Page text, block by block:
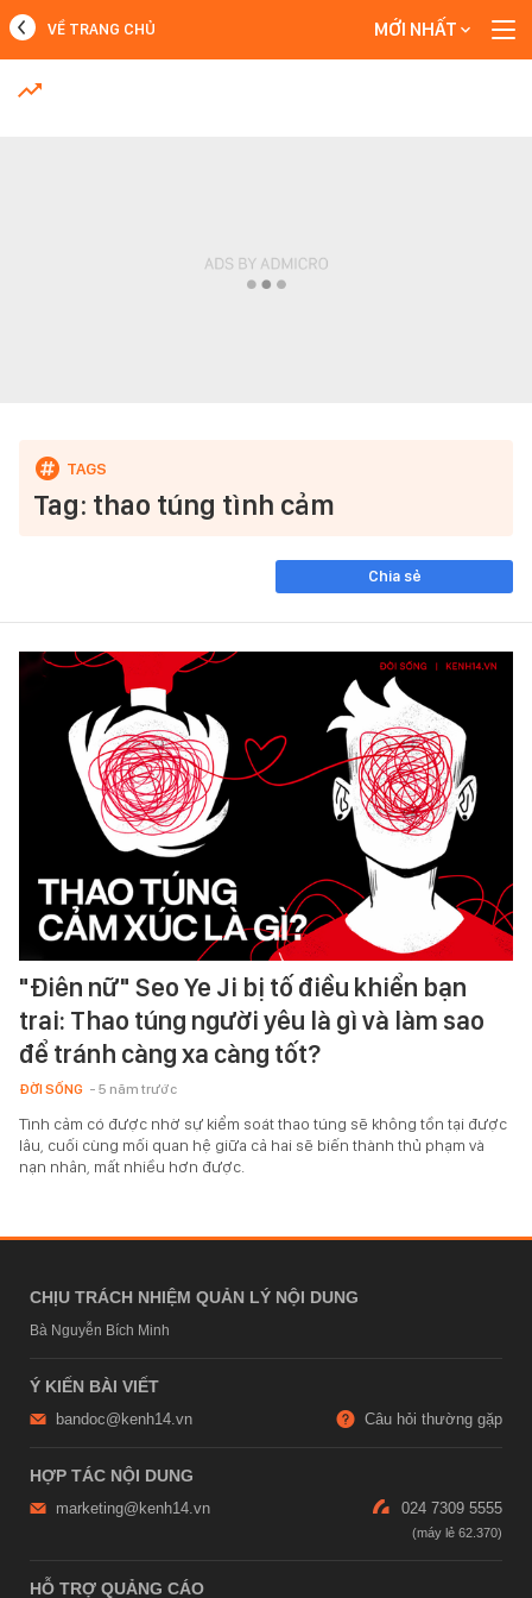
MỚI NHẤT
VỀ TRANG CHỦ MỚI NHẤT
Tag: thao túng tình cảm
Chia sẻ
"Điên nữ" Seo Ye Ji bị tố điều khiển bạn
trai: Thao túng người yêu là gì và làm sao
để tránh càng xa càng tốt?
ĐỜI SỐNG - 5 năm trước
Tình cảm có được nhờ sự kiểm soát thao túng sẽ không tồn tại được
lâu, cuối cùng mối quan hệ giữa cả hai sẽ biến thành thủ phạm và
nạn nhân, mất nhiều hơn được.
CHỊU TRÁCH NHIỆM QUẢN LÝ NỘI DUNG
Bà Nguyễn Bích Minh
Ý KIẾN BÀI VIẾT
bandoc@kenh14.vn Câu hỏi thường gặp
HỢP TÁC NỘI DUNG
marketing@kenh14.vn 024 7309 5555
HỖ TRỢ QUẢNG CÁO